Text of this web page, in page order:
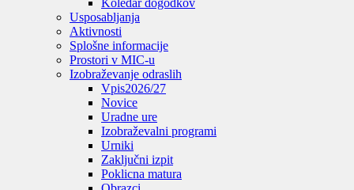
Koledar dogodkov
Usposabljanja
Aktivnosti
Splošne informacije
Prostori v MIC-u
Izobraževanje odraslih
Vpis2026/27
Novice
Uradne ure
Izobraževalni programi
Urniki
Zaključni izpit
Poklicna matura